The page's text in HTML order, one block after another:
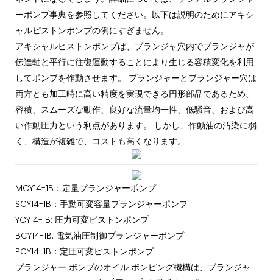
ーポンプ事典を参照してください。以下は説明のためにアキシ
ャルピストンポンプの例にすぎません。
アキシャルピストンポンプは、プランジャ穴内でプランジャが
伝達軸と平行に往復運動することにより生じる容積変化を利用
してポンプを作動させます。 プランジャーとプランジャー穴は
両方とも加工時に高い精度を実現できる円形部品であるため、
容積、スムーズな動作、良好な流量均一性、低騒音、および高
い作動圧力という利点があります。 しかし、作動油の汚染に弱
く、構造が複雑で、コストも高くなります。
MCY14-1B：定量プランジャーポンプ
SCY14-1B：手動可変容量プランジャーポンプ
YCY14-1B: 圧力可変ピストンポンプ
BCY14-1B: 電気油圧制御プランジャーポンプ
PCY14-1B：定圧可変ピストンポンプ
プランジャー ポンプのオイル ポンピング機構は、プランジャ